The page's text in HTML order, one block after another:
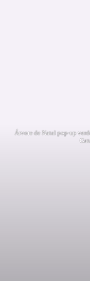
Árvore de Natal pop-up